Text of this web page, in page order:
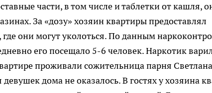
части, в том числе и таблетки от кашля,
За «дозу» хозяин квартиры предоставлял
они могут уколоться. По данным
его посещало 5-6 человек. Наркотик
проживали сожительница парня
дома не оказалось. В гостях у хозяина